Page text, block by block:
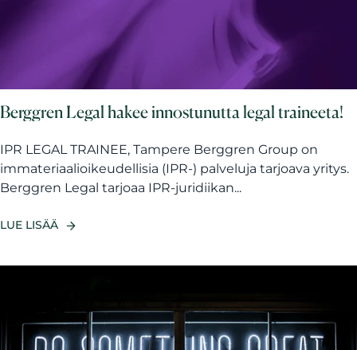
Berggren Legal hakee innostunutta legal traineeta!
IPR LEGAL TRAINEE, Tampere Berggren Group on
immateriaalioikeudellisia (IPR-) palveluja tarjoava yritys.
Berggren Legal tarjoaa IPR-juridiikan...
LUE LISÄÄ